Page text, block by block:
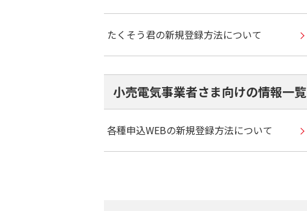
たくそう君の新規登録方法について
小売電気事業者さま向けの情報一覧
各種申込WEBの新規登録方法について